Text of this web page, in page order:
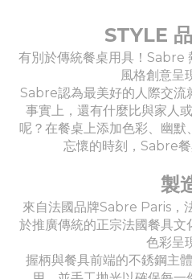
STYLE
有別於傳統餐桌用具！Sabre
風格創意呈
Sabre認為最美好的人際交流
事實上，還有什麼比與家人
呢？在餐桌上添加色彩、幽
忘懷的時刻，Sabre餐
製
來自法國品牌Sabre Paris，
於推廣傳統的正宗法國餐具文
色彩呈
握柄與餐具前端的不銹鋼主